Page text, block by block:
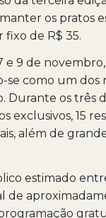
os pratos
de R$ 35.
e 9 de
se como um dos
Durante os
exclusivos, 15
além de
estimado